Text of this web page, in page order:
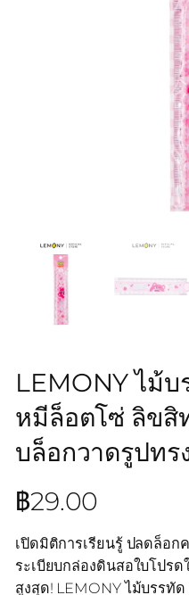
LEMONY ไม้
หมีล็อตโซ่ ลิขสิ
บล็อกวาดรูปทร
฿29.00
เปิดมิติการเรียนรู้ ปลดล็อก
ระเบียบกล่องดินสอใบโปร
สูงสุด! LEMONY ไม้บรรทั